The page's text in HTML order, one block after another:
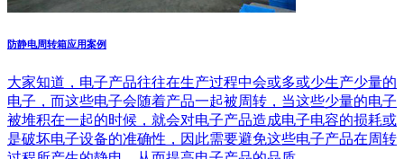
防静电周转箱应用案例
大家知道，电子产品往往在生产过程中会或多或少生产少量的
电子，而这些电子会随着产品一起被周转，当这些少量的电子
被堆积在一起的时候，就会对电子产品造成电子电容的损耗或
是破坏电子设备的准确性，因此需要避免这些电子产品在周转